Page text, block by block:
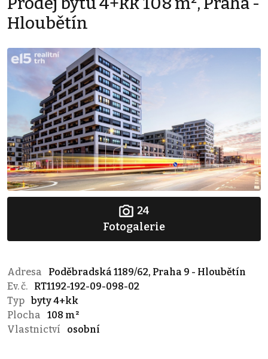
Hloubětín
24
Fotogalerie
Adresa
Poděbradská 1189/62, Praha 9 - Hloubětín
Ev. č.
RT1192-192-09-098-02
Typ byty 4+kk
Plocha
108 m²
Vlastnictví
osobní